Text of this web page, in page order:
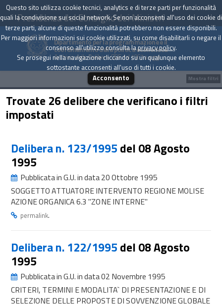
Presidenza del Consiglio dei Ministri
Dipartimento per la programmazione e il
coordinamento della politica economica
Archivio delle Delibere CIPE dal 1967 a oggi
Trovate 26 delibere che verificano i filtri
impostati
Delibera n. 123/1995 del 08 Agosto
1995
Pubblicata in G.U. in data 20 Ottobre 1995
SOGGETTO ATTUATORE INTERVENTO REGIONE MOLISE
AZIONE ORGANICA 6.3 "ZONE INTERNE"
permalink.
Delibera n. 122/1995 del 08 Agosto
1995
Pubblicata in G.U. in data 02 Novembre 1995
CRITERI, TERMINI E MODALITA` DI PRESENTAZIONE E DI
SELEZIONE DELLE PROPOSTE DI SOVVENZIONE GLOBALE
Mostra filtri
Questo sito utilizza cookie tecnici, analytics e di terze parti per funzionalità
quali la condivisione sui social network. Se non acconsenti all'uso dei cookie di
terze parti, alcune di queste funzionalità potrebbero non essere disponibili.
Per maggiori informazioni sui cookie utilizzati, su come disabilitarli o negare il
consenso all'utilizzo consulta laprivacy policy.
Se prosegui nella navigazione cliccando su un qualunque elemento
sottostante acconsenti all'uso di tutti i cookie.
Acconsento